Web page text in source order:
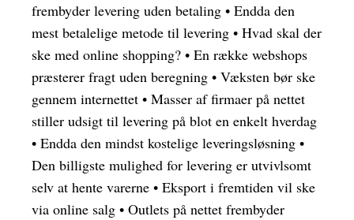
frembyder levering uden betaling • Endda den
mest betalelige metode til levering • Hvad skal der
ske med online shopping? • En række webshops
præsterer fragt uden beregning • Væksten bør ske
gennem internettet • Masser af firmaer på nettet
stiller udsigt til levering på blot en enkelt hverdag
• Endda den mindst kostelige leveringsløsning •
Den billigste mulighed for levering er utvivlsomt
selv at hente varerne • Eksport i fremtiden vil ske
via online salg • Outlets på nettet frembyder